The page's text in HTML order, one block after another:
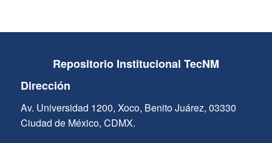
Repositorio Institucional TecNM
Dirección
Av. Universidad 1200, Xoco, Benito Juárez, 03330
Ciudad de México, CDMX.